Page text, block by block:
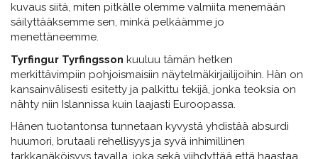
kuvaus siitä, miten pitkälle olemme valmiita menemään
säilyttääksemme sen, minkä pelkäämme jo
menettäneemme.
Tyrfingur Tyrfingsson kuuluu tämän hetken
merkittävimpiin pohjoismaisiin näytelmäkirjailijoihin. Hän on
kansainvälisesti esitetty ja palkittu tekijä, jonka teoksia on
nähty niin Islannissa kuin laajasti Euroopassa.
Hänen tuotantonsa tunnetaan kyvystä yhdistää absurdi
huumori, brutaali rehellisyys ja syvä inhimillinen
tarkkanäköisyys tavalla, joka sekä viihdyttää että haastaa